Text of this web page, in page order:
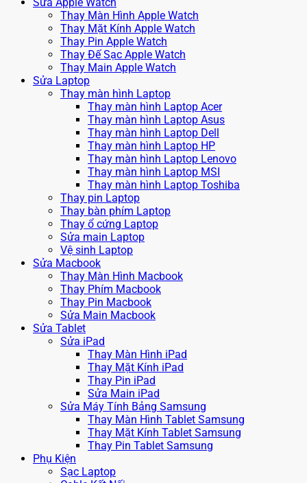
Sửa Apple Watch
Thay Màn Hình Apple Watch
Thay Mặt Kính Apple Watch
Thay Pin Apple Watch
Thay Đế Sạc Apple Watch
Thay Main Apple Watch
Sửa Laptop
Thay màn hình Laptop
Thay màn hình Laptop Acer
Thay màn hình Laptop Asus
Thay màn hình Laptop Dell
Thay màn hình Laptop HP
Thay màn hình Laptop Lenovo
Thay màn hình Laptop MSI
Thay màn hình Laptop Toshiba
Thay pin Laptop
Thay bàn phím Laptop
Thay ổ cứng Laptop
Sửa main Laptop
Vệ sinh Laptop
Sửa Macbook
Thay Màn Hình Macbook
Thay Phím Macbook
Thay Pin Macbook
Sửa Main Macbook
Sửa Tablet
Sửa iPad
Thay Màn Hình iPad
Thay Mặt Kính iPad
Thay Pin iPad
Sửa Main iPad
Sửa Máy Tính Bảng Samsung
Thay Màn Hình Tablet Samsung
Thay Mặt Kính Tablet Samsung
Thay Pin Tablet Samsung
Phụ Kiện
Sạc Laptop